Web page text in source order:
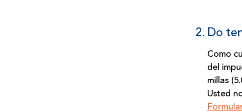
2. Do
Como
del
millas
Usted